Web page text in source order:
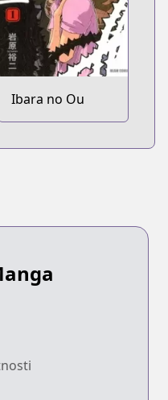
Ibara no Ou